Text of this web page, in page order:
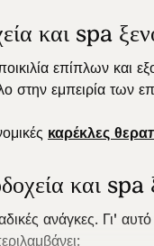
και spa
επίπλων και
στην εμπειρία των
καρέκλες
και spa
ανάγκες. Γι'